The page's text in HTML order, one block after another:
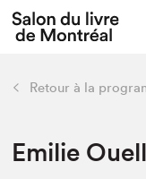
Préparer sa
retour
Liens pratiques
Retour à la
Emilie